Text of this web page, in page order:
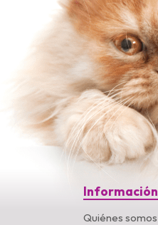
Información
Quiénes somos